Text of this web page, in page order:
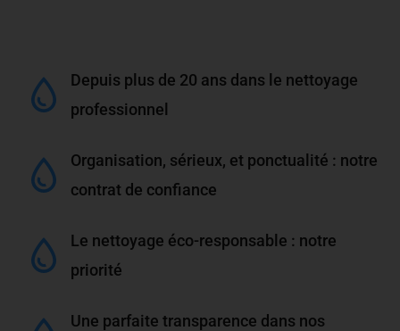
Depuis plus de 20 ans dans le nettoyage
professionnel
Organisation, sérieux, et ponctualité : notre
contrat de confiance
Le nettoyage éco-responsable : notre
priorité
Une parfaite transparence dans nos